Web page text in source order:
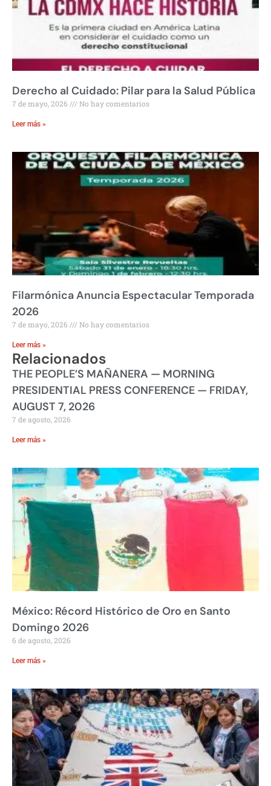
Derecho al Cuidado: Pilar para la Salud Pública
7 de mayo, 2026 No hay comentarios
Leer más »
Filarmónica Anuncia Espectacular Temporada
2026
7 de mayo, 2026 No hay comentarios
Leer más »
Relacionados
THE PEOPLE’S MAÑANERA — MORNING
PRESIDENTIAL PRESS CONFERENCE — FRIDAY,
AUGUST 7, 2026
7 de agosto, 2026
Leer más »
México: Récord Histórico de Oro en Santo
Domingo 2026
6 de agosto, 2026
Leer más »